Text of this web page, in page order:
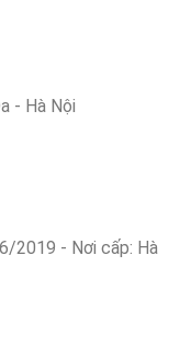
- Hà Nội
2019 - Nơi cấp: Hà